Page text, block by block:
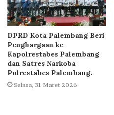
DPRD Kota Palembang Beri
Penghargaan ke
Kapolrestabes Palembang
dan Satres Narkoba
Polrestabes Palembang.
Selasa, 31 Maret 2026